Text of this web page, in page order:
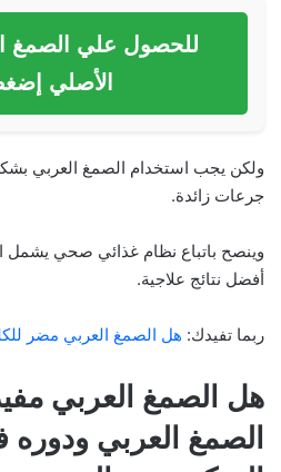
للحصول علي الصمغ
الأصلي
ولكن يجب استخدام الصمغ العربي
جرعات زائدة.
وينصح باتباع نظام غذائي صحي يشمل
أفضل نتائج علاجية.
ربما تفيدك: هل الصمغ العربي مضر
هل الصمغ العربي
الصمغ العربي